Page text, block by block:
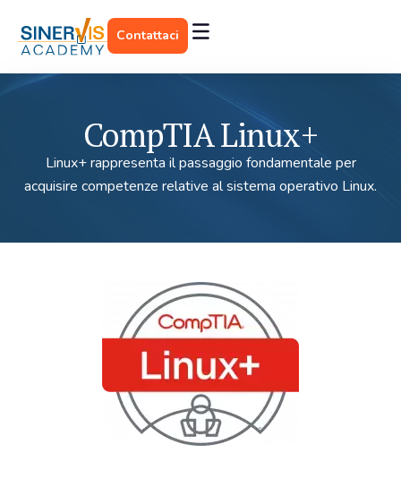
Contattaci
CompTIA Linux+
Linux+ rappresenta il passaggio fondamentale per
acquisire competenze relative al sistema operativo Linux.